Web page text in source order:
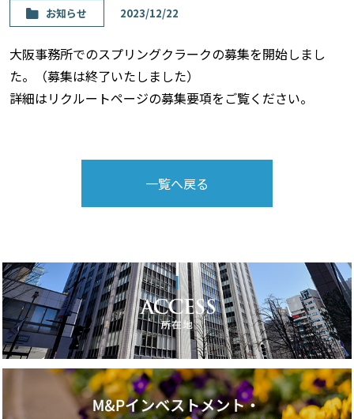
お知らせ 2023/12/22
大阪事務所でのスプリングクラークの募集を開始しまし
た。（募集は終了いたしました）
詳細はリクルートページの募集要項をご覧ください。
一覧へ戻る